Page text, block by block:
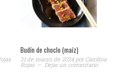
Budín de choclo (maíz)
21 de marzo de 2024porCarolina
Rojas Dejar un comentario